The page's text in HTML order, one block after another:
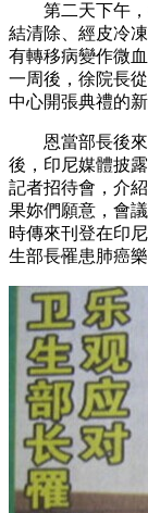
第二天下午，
結清除、經皮冷
有轉移病變作微
一周後，徐院長
中心開張典禮的新
恩當部長後來
後，印尼媒體披
記者招待會，介
果妳們願意，會
時傳來刊登在印
生部長罹患肺癌樂